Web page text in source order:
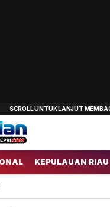
KEPULAUAN RIAU